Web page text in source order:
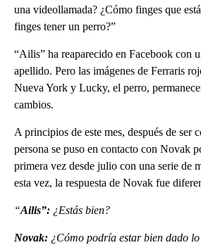
una videollamada? ¿Cómo finges que
finges tener un perro?”
“Ailis” ha reaparecido en Facebook con
apellido. Pero las imágenes de Ferraris
Nueva York y Lucky, el perro,
cambios.
A principios de este mes, después de ser
persona se puso en contacto con Novak
primera vez desde julio con una serie de
esta vez, la respuesta de Novak fue
“Ailis”: ¿Estás bien?
Novak: ¿Cómo podría estar bien dado